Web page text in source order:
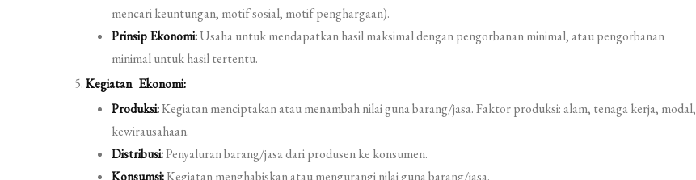
mencari keuntungan, motif sosial, motif penghargaan).
Prinsip Ekonomi:Usaha untuk mendapatkan hasil maksimal dengan pengorbanan minimal, atau pengorbanan
minimal untuk hasil tertentu.
Kegiatan Ekonomi:
Produksi:Kegiatan menciptakan atau menambah nilai guna barang/jasa. Faktor produksi: alam, tenaga kerja, modal,
kewirausahaan.
Distribusi:Penyaluran barang/jasa dari produsen ke konsumen.
Konsumsi:Kegiatan menghabiskan atau mengurangi nilai guna barang/jasa.